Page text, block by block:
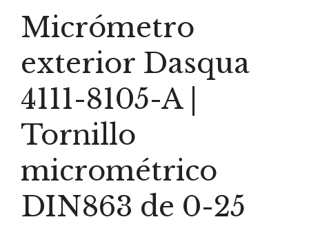
Micrómetro
exterior Dasqua
4111-8105-A |
Tornillo
micrométrico
DIN863 de 0-25